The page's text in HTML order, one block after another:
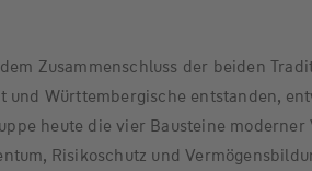
Zusammenschluss der beiden
und Württembergische entstanden,
heute die vier Bausteine moderner
Risikoschutz und